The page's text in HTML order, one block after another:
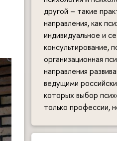
другой – такие
направления, как
индивидуальное и
консультирование,
организационная
направления
ведущими
которых выбор
только профессии,